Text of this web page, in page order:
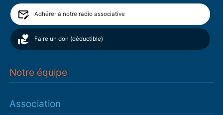
Adhérer à notre radio associative
Faire un don (déductible)
Notre équipe
Association